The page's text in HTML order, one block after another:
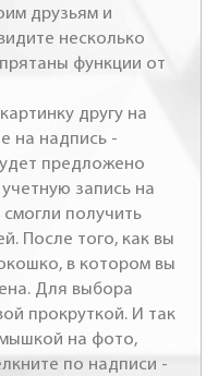
друзьям и
несколько
функции от
другу на
на надпись -
предложено
запись на
получить
После того, как вы
в котором вы
Для выбора
прокруткой. И так
на фото,
по надписи -